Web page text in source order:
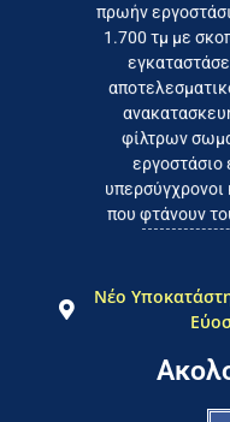
πρωήν
1.700 τμ με
φίλτρων
εργοστάσιο
υπερσύγχρονοι
που φτάνουν
το
Νέο